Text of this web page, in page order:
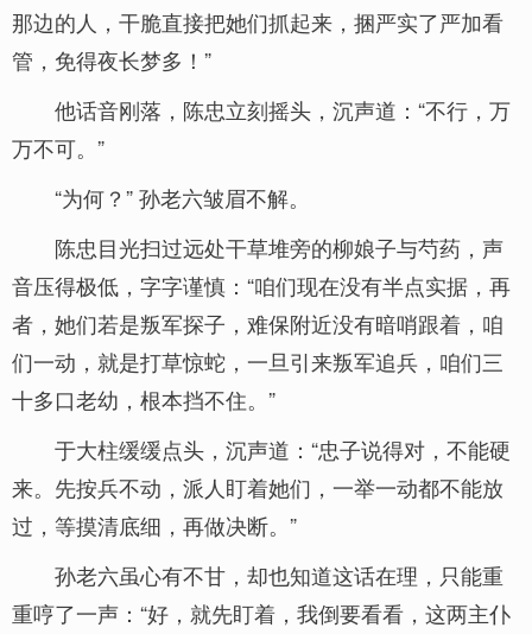
那边的人，干脆直接把她们抓起来，捆严实了严加看
管，免得夜长梦多！”
他话音刚落，陈忠立刻摇头，沉声道：“不行，万
万不可。”
“为何？” 孙老六皱眉不解。
陈忠目光扫过远处干草堆旁的柳娘子与芍药，声
音压得极低，字字谨慎：“咱们现在没有半点实据，再
者，她们若是叛军探子，难保附近没有暗哨跟着，咱
们一动，就是打草惊蛇，一旦引来叛军追兵，咱们三
十多口老幼，根本挡不住。”
于大柱缓缓点头，沉声道：“忠子说得对，不能硬
来。先按兵不动，派人盯着她们，一举一动都不能放
过，等摸清底细，再做决断。”
孙老六虽心有不甘，却也知道这话在理，只能重
重哼了一声：“好，就先盯着，我倒要看看，这两主仆